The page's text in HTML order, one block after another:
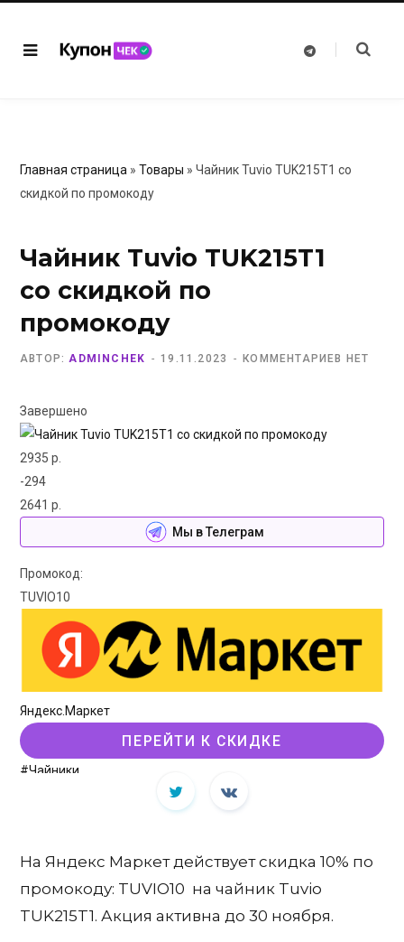
T
Главная страница » Товары » Чайник Tuvio TUK215T1 со
скидкой по промокоду
Чайник Tuvio TUK215T1
со скидкой по
промокоду
АВТОР: ADMINCHEK 19.11.2023 КОММЕНТАРИЕВ НЕТ
Завершено
2935 р.
-294
2641 р.
Мы в Телеграм
Промокод:
TUVIO10
Яндекс.Маркет
ПЕРЕЙТИ К СКИДКЕ
#Чайники
На Яндекс Маркет действует скидка 10% по
промокоду: TUVIO10 на чайник Tuvio
TUK215T1. Акция активна до 30 ноября.